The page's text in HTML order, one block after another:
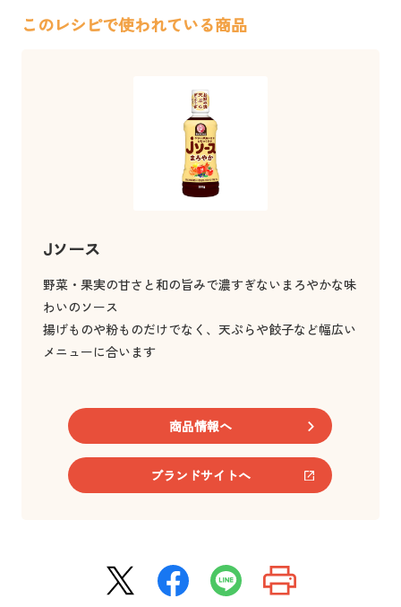
このレシピで使われている商品
Jソース
野菜・果実の甘さと和の旨みで濃すぎないまろやかな味
わいのソース
揚げものや粉ものだけでなく、天ぷらや餃子など幅広い
メニューに合います
商品情報へ
ブランドサイトへ